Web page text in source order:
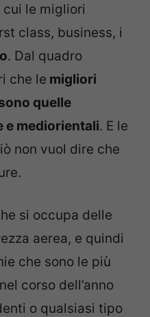
le migliori
class, business, i
. Dal quadro
che le migliori
quelle
e mediorientali. E le
non vuol dire che
si occupa delle
aerea, e quindi
che sono le più
corso dell’anno
o qualsiasi tipo